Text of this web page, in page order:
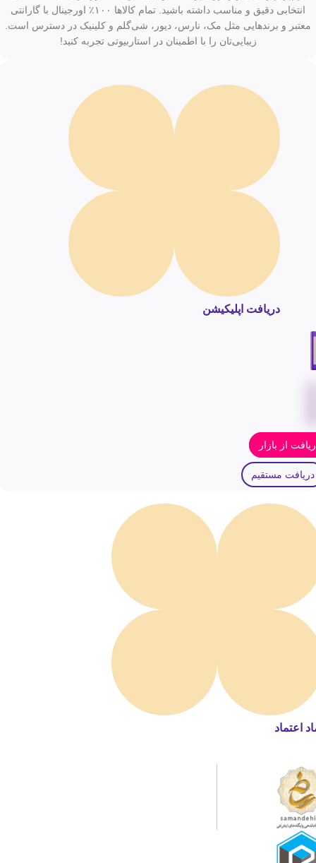
انتخابی دقیق و مناسب داشته باشید. تمام کالاها ۱۰۰٪ اورجینال با گارانتی
معتبر و برندهایی مثل مک، نارس، دیور، شی‌گلم و کلینیک در دسترس است.
زیبایی‌تان را با اطمینان در استاربیوتی تجربه کنید!
دریافت اپلیکیشن
از بازار
دریافت مستقیم
اعتماد